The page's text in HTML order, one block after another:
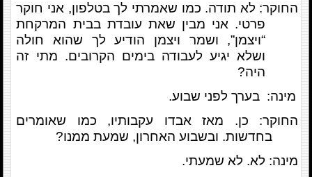
החוקר: לא תודה. כמו שאמרתי לך בטלפון, אני חוקר
פרטי. אני מבין שאת עובדת בבית המרקחת
“ויצמן”, ושמר ויצמן הודיע לך שהוא חולה
ושלא יגיע לעבודה בימים הקרובים. מתי זה
היה?
מינה: בערך לפני שבוע.
החוקר: כן. מאז אבדו עקבותיו, כמו שאומרים
בחדשות. ובשבוע האחרון, שמעת ממנו?
מינה: לא. לא שמעתי.